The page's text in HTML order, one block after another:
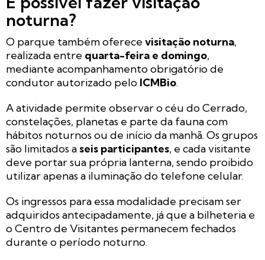
noturna?
O parque também oferece visitação noturna,
realizada entre quarta-feira e domingo,
mediante acompanhamento obrigatório de
condutor autorizado pelo ICMBio.
A atividade permite observar o céu do Cerrado,
constelações, planetas e parte da fauna com
hábitos noturnos ou de início da manhã. Os grupos
são limitados aseis participantes, e cada visitante
deve portar sua própria lanterna, sendo proibido
utilizar apenas a iluminação do telefone celular.
Os ingressos para essa modalidade precisam ser
adquiridos antecipadamente, já que a bilheteria e
o Centro de Visitantes permanecem fechados
durante o período noturno.